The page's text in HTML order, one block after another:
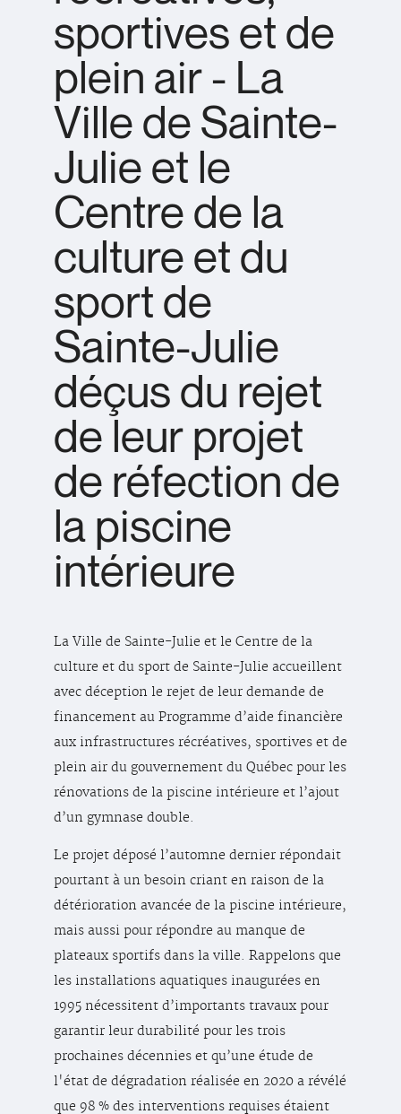
sportives et de
plein air - La
Ville de Sainte-
Julie et le
Centre de la
culture et du
sport de
Sainte-Julie
déçus du rejet
de leur projet
de réfection de
la piscine
intérieure
La Ville de Sainte-Julie et le Centre de la
culture et du sport de Sainte-Julie accueillent
avec déception le rejet de leur demande de
financement au Programme d’aide financière
aux infrastructures récréatives, sportives et de
plein air du gouvernement du Québec pour les
rénovations de la piscine intérieure et l’ajout
d’un gymnase double.
Le projet déposé l’automne dernier répondait
pourtant à un besoin criant en raison de la
détérioration avancée de la piscine intérieure,
mais aussi pour répondre au manque de
plateaux sportifs dans la ville. Rappelons que
les installations aquatiques inaugurées en
1995 nécessitent d’importants travaux pour
garantir leur durabilité pour les trois
prochaines décennies et qu’une étude de
l'état de dégradation réalisée en 2020 a révélé
que 98 % des interventions requises étaient